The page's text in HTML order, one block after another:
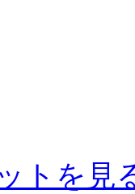
トを見